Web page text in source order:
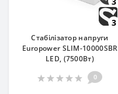
3
Стабілізатор напруги
Europower SLIM-10000SBR
LED, (7500Вт)
0